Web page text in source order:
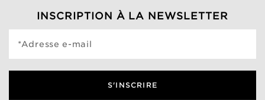
INSCRIPTION À LA NEWSLETTER
*Adresse e-mail
S'INSCRIRE